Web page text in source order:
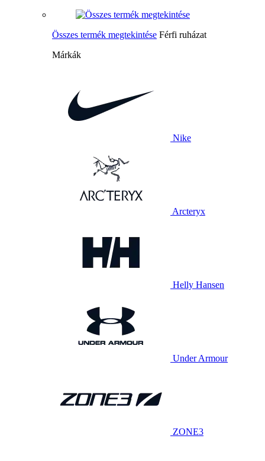
Összes termék megtekintése Férfi ruházat
Márkák
Nike
Arcteryx
Helly Hansen
Under Armour
ZONE3